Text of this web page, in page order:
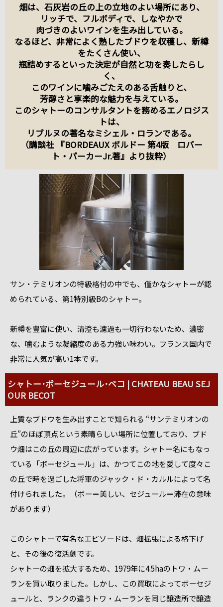
畑は、石灰岩の丘の上の立地のよい場所にあり、
リッチで、フルボディで、しなやかで
肉づきのよいワインを生み出している。
なるほど、非常によく熟したブドウを収穫し、新樽
をたくさん使い、
瓶詰めするといった決定が自然と功を奏したらし
く、
このワインに噛みごたえのある舌触りと、
芳醇さと享楽的な魅力を与えている。
このシャトーのコンサルタントを務めるエノロジス
トは、
リブルヌの著名なミシェル・ロランである。
（講談社 『BORDEAUX ボルドー 第4版 ロバー
ト・パーカーJr.著』より抜粋）
サン・テミリオンの特級格付の中でも、僅かなシャトーが認
められている、第1特別級Bのシャトー。
新樽を豊富に使い、清澄も濾過も一切行わないため、濃密
な、噛むような凝縮度のある力強い味わい。フランス国内で
非常に人気が高い1本です。
シャトー･ボーセジュール･ベコ | CHATEAU BEAU SEJ
OUR BECOT
上質なブドウを生み出すことで知られる “サンテミリオンの
丘”のほぼ頂点という素晴らしい場所に位置しており、ブド
ウ畑はこの丘の周辺に広がっています。シャトー名にもなっ
ている「ボーセジュール」は、かつてこの地を愛して度々こ
の丘で時を過ごした将軍のジャック・ド・カルルによって名
付けられました。（ボー＝美しい、セジュール＝滞在の意味
があります）
このシャトーで有名なエピソードは、畑拡張による格下げ
と、その後の復活劇です。
シャトーの畑を拡大するため、1979年に4.5haのトワ・ムー
ランを買い取りました。しかし、この買取によってボーセジ
ュールと、ランクの違うトワ・ムーランを同じ醸造所で醸造